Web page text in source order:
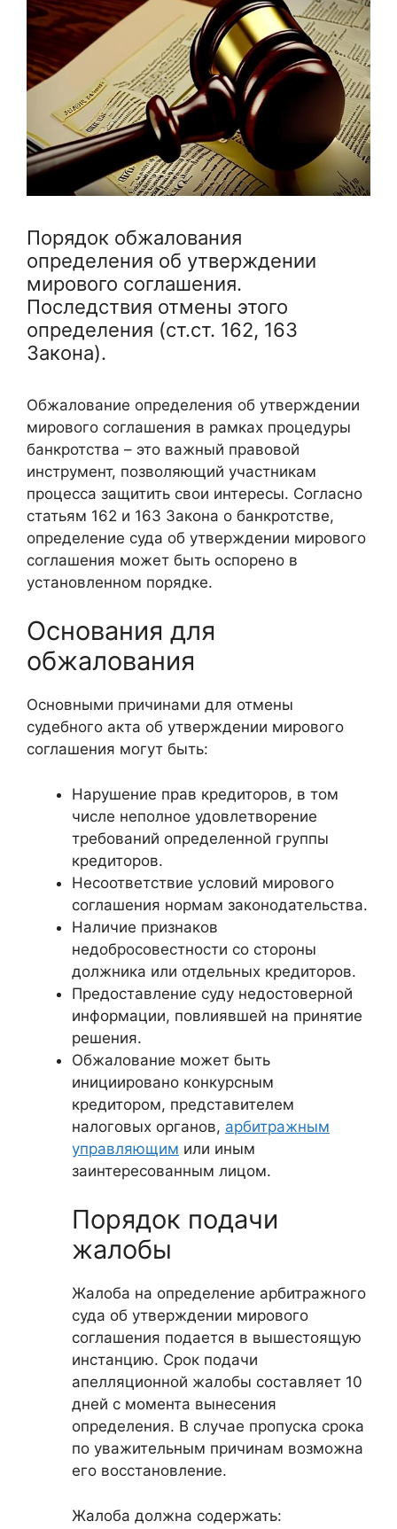
Порядок обжалования
определения об утверждении
мирового соглашения.
Последствия отмены этого
определения (ст.ст. 162, 163
Закона).
Обжалование определения об утверждении
мирового соглашения в рамках процедуры
банкротства – это важный правовой
инструмент, позволяющий участникам
процесса защитить свои интересы. Согласно
статьям 162 и 163 Закона о банкротстве,
определение суда об утверждении мирового
соглашения может быть оспорено в
установленном порядке.
Основания для
обжалования
Основными причинами для отмены
судебного акта об утверждении мирового
соглашения могут быть:
Нарушение прав кредиторов, в том
числе неполное удовлетворение
требований определенной группы
кредиторов.
Несоответствие условий мирового
соглашения нормам законодательства.
Наличие признаков
недобросовестности со стороны
должника или отдельных кредиторов.
Предоставление суду недостоверной
информации, повлиявшей на принятие
решения.
Обжалование может быть
инициировано конкурсным
кредитором, представителем
налоговых органов, арбитражным
управляющим или иным
заинтересованным лицом.
Порядок подачи
жалобы
Жалоба на определение арбитражного
суда об утверждении мирового
соглашения подается в вышестоящую
инстанцию. Срок подачи
апелляционной жалобы составляет 10
дней с момента вынесения
определения. В случае пропуска срока
по уважительным причинам возможна
его восстановление.
Жалоба должна содержать: